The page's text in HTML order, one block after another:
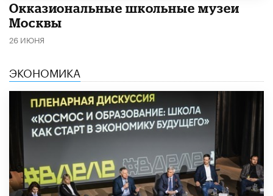
​Окказиональные школьные музеи
Москвы
26 ИЮНЯ
ЭКОНОМИКА